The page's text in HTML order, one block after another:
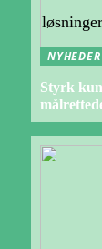
NYHEDER
Styrk